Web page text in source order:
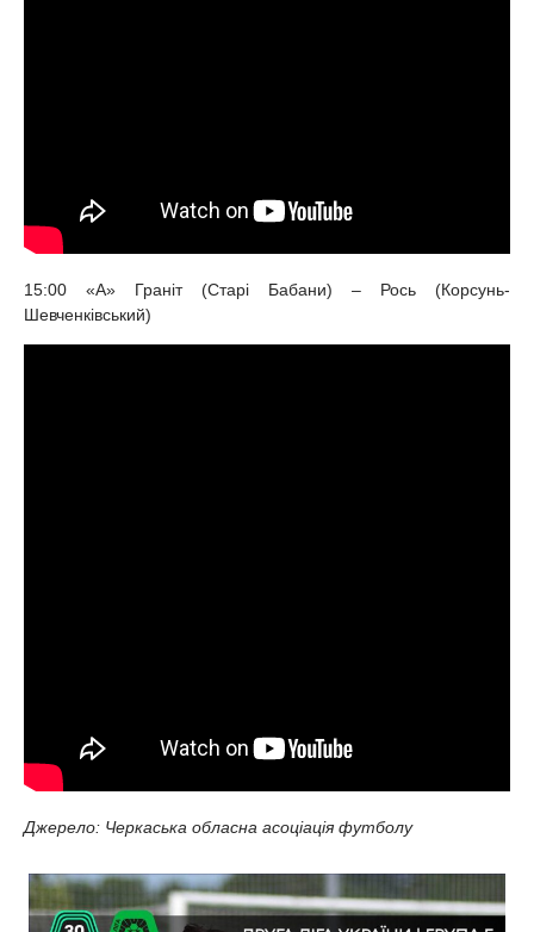
15:00 «А» Граніт (Старі Бабани) – Рось (Корсунь-
Шевченківський)
Джерело: Черкаська обласна асоціація футболу